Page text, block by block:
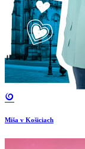
Miša v Košiciach